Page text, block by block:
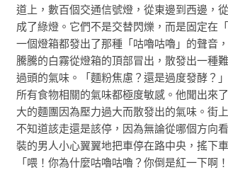
道上，數百個交通信號燈，從東邊到西邊，
成了綠燈。它們不是交替閃爍，而是固定在
一個燈箱都發出了那種「咕嚕咕嚕」的聲音
騰騰的白霧從燈箱的頂部冒出，散發出一
過頭的氣味。「麵粉焦慮？還是過度發酵？
所有食物相關的氣味都極度敏感。他聞出來
大的麵團因為壓力過大而散發出的氣味。街
不知道該走還是該停，因為無論從哪個方向
裝的男人小心翼翼地把車停在路中央，搖下
「喂！你為什麼咕嚕咕嚕？你倒是紅一下啊